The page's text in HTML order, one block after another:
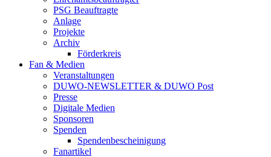
PSG Beauftragte
Anlage
Projekte
Archiv
Förderkreis
Fan & Medien
Veranstaltungen
DUWO-NEWSLETTER & DUWO Post
Presse
Digitale Medien
Sponsoren
Spenden
Spendenbescheinigung
Fanartikel